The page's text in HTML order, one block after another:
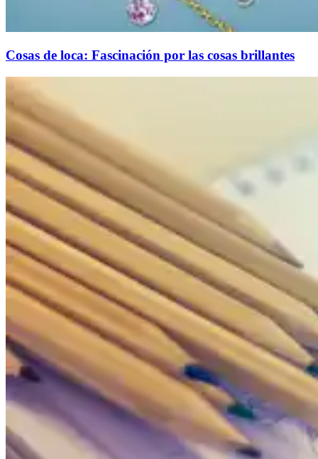
Cosas de loca: Fascinación por las cosas brillantes